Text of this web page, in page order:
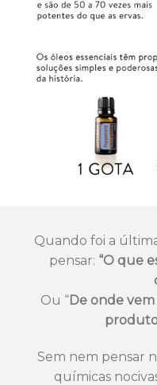
Quando foi a
pensar: “O que
Ou “De onde
Sem nem pensar
químicas